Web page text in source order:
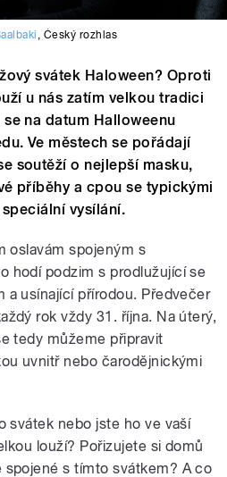
, Český rozhlas
svátek Haloween? Oproti
u nás zatím velkou tradici
na datum Halloweenu
Ve městech se pořádají
soutěží o nejlepší masku,
příběhy a cpou se typickými
vysílání.
oslavám spojeným s
hodí podzim s prodlužující se
a usínající přírodou. Předvečer
rok vždy 31. října. Na úterý,
tedy můžeme připravit
uvnitř nebo čarodějnickými
svátek nebo jste ho ve vaší
louží? Pořizujete si domů
spojené s tímto svátkem? A co